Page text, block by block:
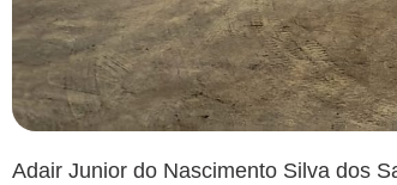
Adair Junior do Nascimento Silva dos